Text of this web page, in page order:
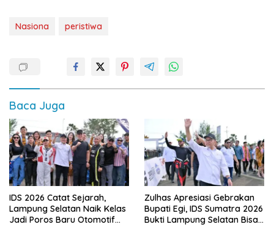
Nasiona peristiwa
Baca Juga
IDS 2026 Catat Sejarah,
Lampung Selatan Naik Kelas
Jadi Poros Baru Otomotif
Zulhas Apresiasi Gebrakan
Bupati Egi, IDS Sumatra 2026
Bukti Lampung Selatan Bisa